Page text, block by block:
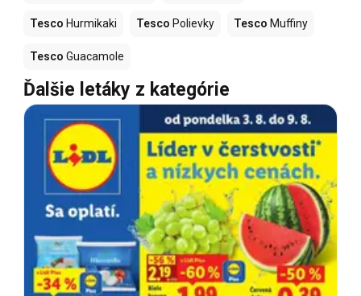
Tesco Hurmikaki Tesco Polievky Tesco Muffiny
Tesco Guacamole
Ďalšie letáky z kategórie